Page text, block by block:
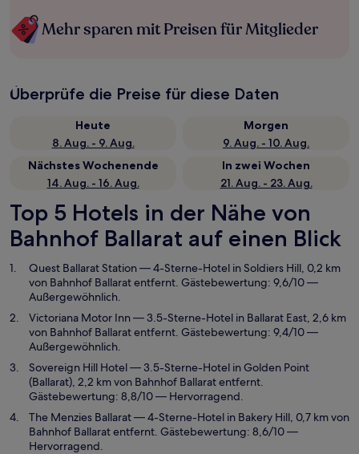
Mehr sparen mit Preisen für Mitglieder
Überprüfe die Preise für diese Daten
Heute
8. Aug. - 9. Aug.
Morgen
9. Aug. - 10. Aug.
Nächstes Wochenende
14. Aug. - 16. Aug.
In zwei Wochen
21. Aug. - 23. Aug.
Top 5 Hotels in der Nähe von
Bahnhof Ballarat auf einen Blick
Quest Ballarat Station— 4-Sterne-Hotel in Soldiers Hill, 0,2 km
von Bahnhof Ballarat entfernt. Gästebewertung: 9,6/10 —
Außergewöhnlich.
Victoriana Motor Inn— 3.5-Sterne-Hotel in Ballarat East, 2,6 km
von Bahnhof Ballarat entfernt. Gästebewertung: 9,4/10 —
Außergewöhnlich.
Sovereign Hill Hotel— 3.5-Sterne-Hotel in Golden Point
(Ballarat), 2,2 km von Bahnhof Ballarat entfernt.
Gästebewertung: 8,8/10 — Hervorragend.
The Menzies Ballarat— 4-Sterne-Hotel in Bakery Hill, 0,7 km von
Bahnhof Ballarat entfernt. Gästebewertung: 8,6/10 —
Hervorragend.